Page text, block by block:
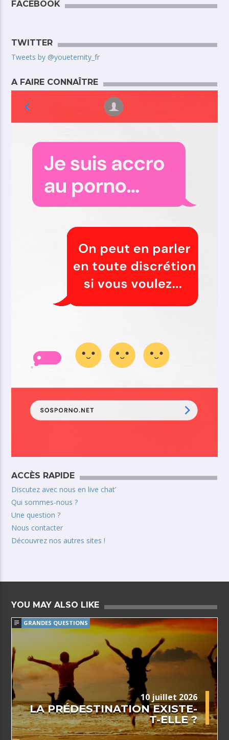
FACEBOOK
TWITTER
Tweets by @youeternity_fr
A FAIRE CONNAÎTRE
ACCÈS RAPIDE
Discutez avec nous en live chat’
Qui sommes-nous ?
Une question ?
Nous contacter
Découvrez nos autres sites !
YOU MAY ALSO LIKE
GRANDES QUESTIONS
10 juillet 2026
LA PRÉDESTINATION EXISTE-
T-ELLE ?